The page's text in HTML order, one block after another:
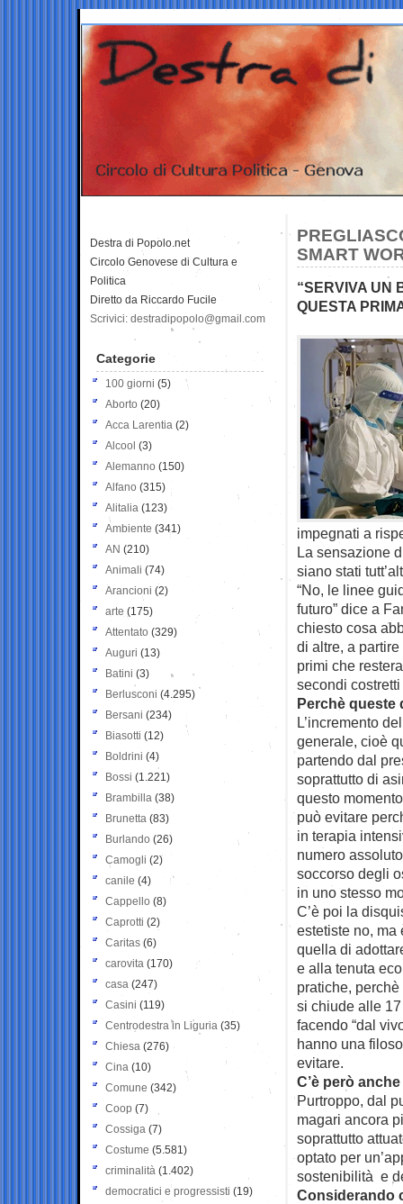
SMART
“SERVIVA UN
QUESTA
impegnati a
La sensazione
siano stati
“No, le linee
futuro” dice a
chiesto cosa
di altre, a
primi che
secondi
Perchè queste
L’incremento
generale, cioè
partendo dal
soprattutto di
questo
può evitare
in terapia
numero
soccorso degli
in uno stesso
C’è poi la
estetiste no, ma
quella di
e alla tenuta
pratiche,
si chiude alle
facendo “dal
hanno una
evitare.
C’è però
Purtroppo, dal
magari ancora
soprattutto
optato per
sostenibilità e
Considerando
Destra di Popolo.net
Circolo Genovese di Cultura e
Politica
Diretto da Riccardo Fucile
Scrivici: destradipopolo@gmail.com
Categorie
100 giorni (5)
Aborto (20)
Acca Larentia (2)
Alcool (3)
Alemanno (150)
Alfano (315)
Alitalia (123)
Ambiente (341)
AN (210)
Animali (74)
Arancioni (2)
arte (175)
Attentato (329)
Auguri (13)
Batini (3)
Berlusconi (4.295)
Bersani (234)
Biasotti (12)
Boldrini (4)
Bossi (1.221)
Brambilla (38)
Brunetta (83)
Burlando (26)
Camogli (2)
canile (4)
Cappello (8)
Caprotti (2)
Caritas (6)
carovita (170)
casa (247)
Casini (119)
Centrodestra in Liguria (35)
Chiesa (276)
Cina (10)
Comune (342)
Coop (7)
Cossiga (7)
Costume (5.581)
criminalità (1.402)
democratici e progressisti (19)